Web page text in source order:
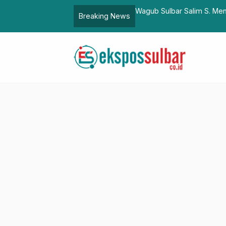
Breaking News
Kepala BPSDMD Sulbar